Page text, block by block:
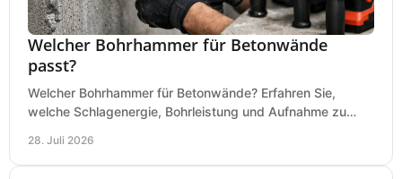
Welcher Bohrhammer für Betonwände
passt?
Welcher Bohrhammer für Betonwände? Erfahren Sie,
welche Schlagenergie, Bohrleistung und Aufnahme zu
28. Juli 2026